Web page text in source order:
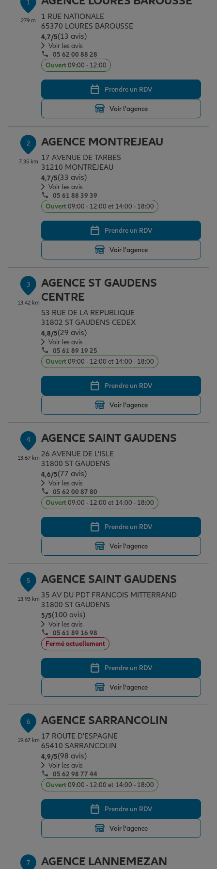
Assurance emprunteur
Prévoyance et dépendance
Assurance animal de compagnie
Protection de la famille
Protection juridique
Épargne & retraite
Plan épargne retraite
Placements financiers
Investissements immobiliers
Transmission
Vos projets
Changer de voiture
Départ à la retraite
Préparer l’avenir
Assurance auto
Assurance habitation
Le Pack Famille
Garantie des accidents de la vie
Assurance scolaire
Protection juridique
Retraite
Tous nos devis d'assurance
Professionnels
Allianz en France
1
279 m
1 RUE NATIONALE
65370 LOURES BAROUSSE
4,7/5Note de 4.7 sur 5
(13 avis)
Voir les avis
05 62 00 88 28
Ouvert09:00 - 12:00
Prendre un RDV
Voir l'agence
2
7.35 km
AGENCE MONTREJEAU
17 AVENUE DE TARBES
31210 MONTREJEAU
4,7/5Note de 4.7 sur 5
(33 avis)
Voir les avis
05 61 88 39 39
Ouvert09:00 - 12:00 et 14:00 - 18:00
Prendre un RDV
Voir l'agence
3
13.42 km
AGENCE ST GAUDENS
CENTRE
53 RUE DE LA REPUBLIQUE
31802 ST GAUDENS CEDEX
4,8/5Note de 4.8 sur 5
(29 avis)
Voir les avis
05 61 89 19 25
Ouvert09:00 - 12:00 et 14:00 - 18:00
Prendre un RDV
Voir l'agence
4
13.67 km
AGENCE SAINT GAUDENS
26 AVENUE DE L'ISLE
31800 ST GAUDENS
4,6/5Note de 4.6 sur 5
(77 avis)
Voir les avis
05 62 00 87 80
Ouvert09:00 - 12:00 et 14:00 - 18:00
Prendre un RDV
Voir l'agence
5
13.93 km
AGENCE SAINT GAUDENS
35 AV DU PDT FRANCOIS MITTERRAND
31800 ST GAUDENS
5/5Note de 5 sur 5
(100 avis)
Voir les avis
05 61 89 16 98
Fermé actuellement
Prendre un RDV
Voir l'agence
6
19.67 km
AGENCE SARRANCOLIN
17 ROUTE D'ESPAGNE
65410 SARRANCOLIN
4,9/5Note de 4.9 sur 5
(98 avis)
Voir les avis
05 62 98 77 44
Ouvert09:00 - 12:00 et 14:00 - 18:00
Prendre un RDV
Voir l'agence
7 AGENCE LANNEMEZAN